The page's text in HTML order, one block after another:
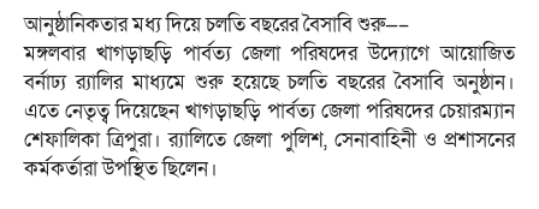
আনুষ্ঠানিকতার মধ্য দিয়ে চলতি বছরের বৈসাবি শুরু—–
মঙ্গলবার খাগড়াছড়ি পার্বত্য জেলা পরিষদের উদ্যোগে আয়োজিত
বর্নাঢ্য র‌্যালির মাধ্যমে শুরু হয়েছে চলতি বছরের বৈসাবি অনুষ্ঠান।
এতে নেতৃত্ব দিয়েছেন খাগড়াছড়ি পার্বত্য জেলা পরিষদের চেয়ারম্যান
শেফালিকা ত্রিপুরা। র‌্যালিতে জেলা পুলিশ, সেনাবাহিনী ও প্রশাসনের
কর্মকর্তারা উপস্থিত ছিলেন।